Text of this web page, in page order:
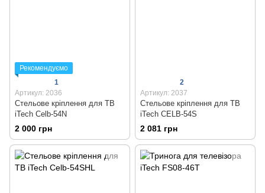
Рекомендуємо
1
Артикул: 2036
Стельове кріплення для ТВ
iTech Celb-54N
2 000 грн
2
Артикул: 2037
Стельове кріплення для ТВ
iTech CELB-54S
2 081 грн